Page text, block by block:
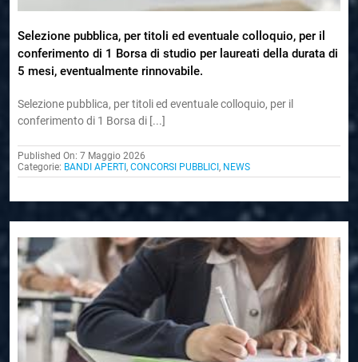
Selezione pubblica, per titoli ed eventuale colloquio, per il
conferimento di 1 Borsa di studio per laureati della durata di
5 mesi, eventualmente rinnovabile.
Selezione pubblica, per titoli ed eventuale colloquio, per il
conferimento di 1 Borsa di [...]
Published On: 7 Maggio 2026
Categorie: BANDI APERTI , CONCORSI PUBBLICI , NEWS